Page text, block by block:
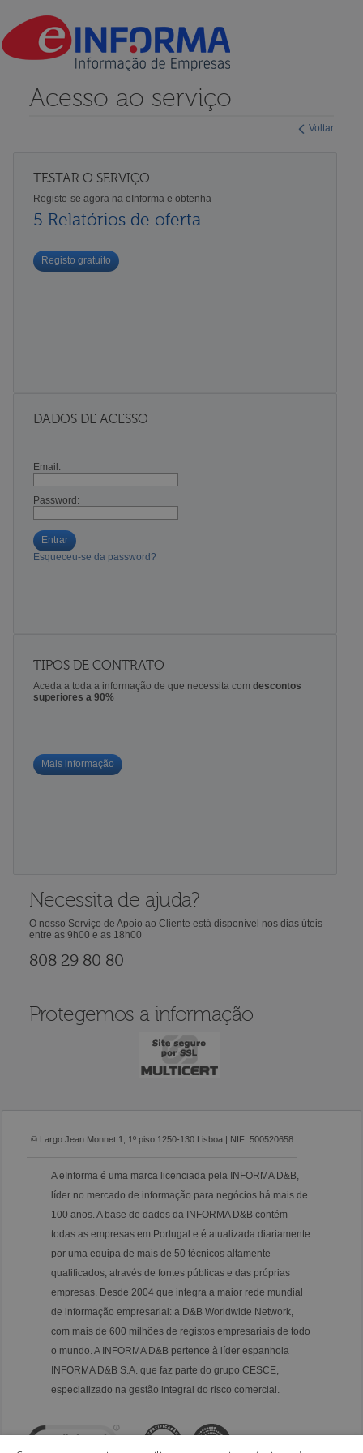
Voltar
Acesso ao serviço
TESTAR O SERVIÇO
Registe-se agora na eInforma e obtenha
5 Relatórios de oferta
Registo gratuito
DADOS DE ACESSO
Email:
Password:
Entrar
Esqueceu-se da password?
TIPOS DE CONTRATO
Aceda a toda a informação de que necessita com descontos
superiores a 90%
Mais informação
Necessita de ajuda?
O nosso Serviço de Apoio ao Cliente está disponível nos dias úteis
entre as 9h00 e as 18h00
808 29 80 80
Protegemos a informação
© Largo Jean Monnet 1, 1º piso 1250-130 Lisboa | NIF: 500520658
A eInforma é uma marca licenciada pela INFORMA D&B,
líder no mercado de informação para negócios há mais de
100 anos. A base de dados da INFORMA D&B contém
todas as empresas em Portugal e é atualizada diariamente
por uma equipa de mais de 50 técnicos altamente
qualificados, através de fontes públicas e das próprias
empresas. Desde 2004 que integra a maior rede mundial
de informação empresarial: a D&B Worldwide Network,
com mais de 600 milhões de registos empresariais de todo
o mundo. A INFORMA D&B pertence à líder espanhola
INFORMA D&B S.A. que faz parte do grupo CESCE,
especializado na gestão integral do risco comercial.